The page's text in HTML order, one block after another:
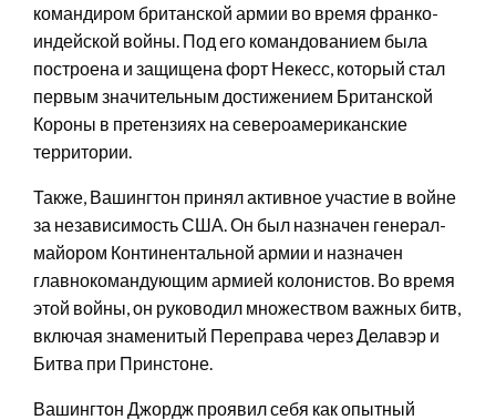
командиром британской армии во время франко-
индейской войны. Под его командованием была
построена и защищена форт Некесс, который стал
первым значительным достижением Британской
Короны в претензиях на североамериканские
территории.
Также, Вашингтон принял активное участие в войне
за независимость США. Он был назначен генерал-
майором Континентальной армии и назначен
главнокомандующим армией колонистов. Во время
этой войны, он руководил множеством важных битв,
включая знаменитый Переправа через Делавэр и
Битва при Принстоне.
Вашингтон Джордж проявил себя как опытный